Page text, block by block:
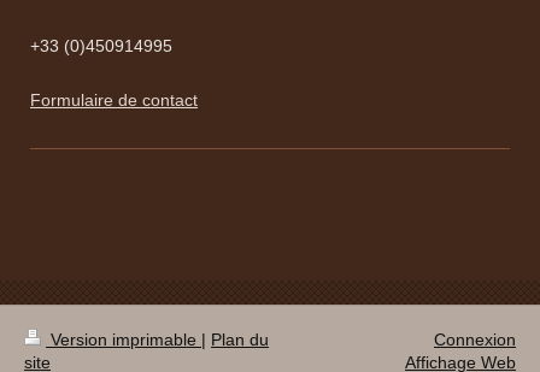
+33 (0)450914995
Formulaire de contact
Version imprimable | Plan du
site
Connexion
Affichage Web